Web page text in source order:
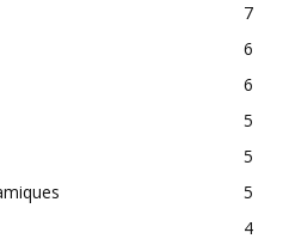
7
6
6
5
5
5
4